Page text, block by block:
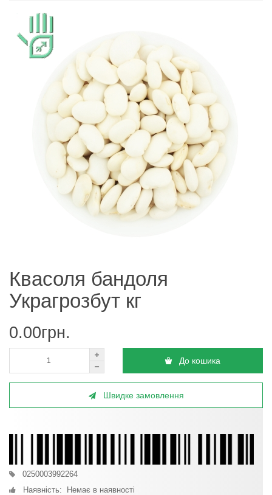
Квасоля бандоля
Украгрозбут кг
0.00грн.
До кошика
Швидке замовлення
0250003992264
Наявність: Немає в наявності